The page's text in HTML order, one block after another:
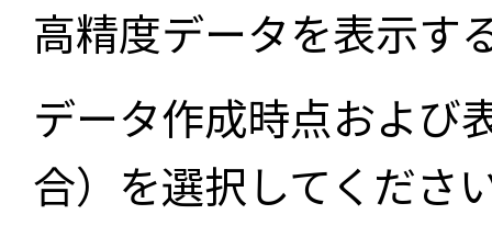
高精度データを表示す
データ作成時点および
合）を選択してくださ